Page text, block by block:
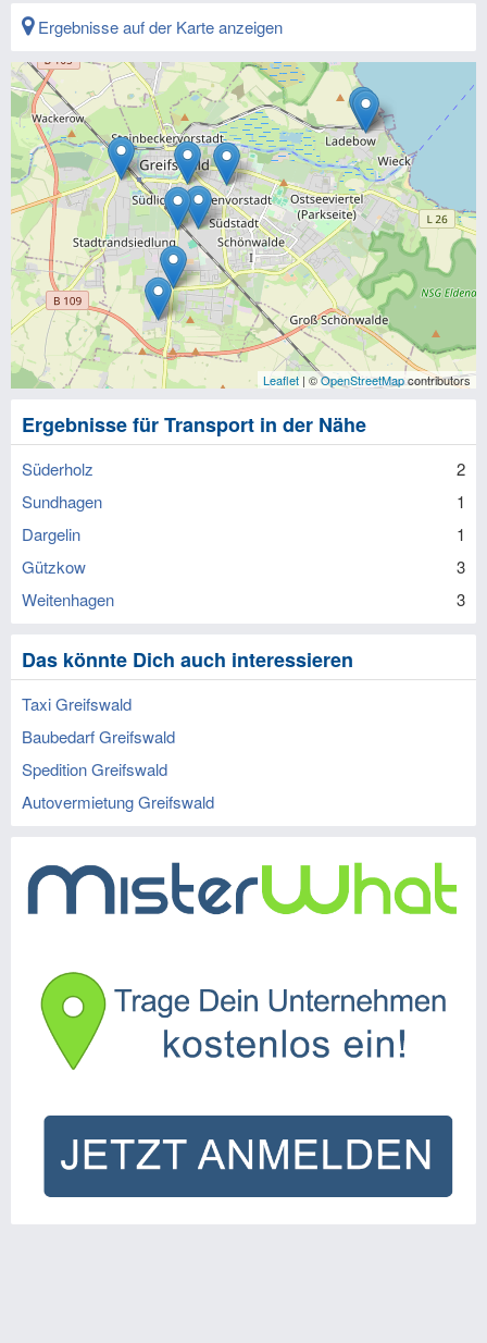
Ergebnisse auf der Karte anzeigen
Leaflet | ©OpenStreetMapcontributors
Ergebnisse für Transport in der Nähe
Süderholz
2
Sundhagen
1
Dargelin
1
Gützkow
3
Weitenhagen
3
Das könnte Dich auch interessieren
Taxi Greifswald
Baubedarf Greifswald
Spedition Greifswald
Autovermietung Greifswald